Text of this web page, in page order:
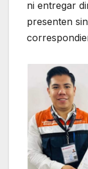
ni entregar
presenten